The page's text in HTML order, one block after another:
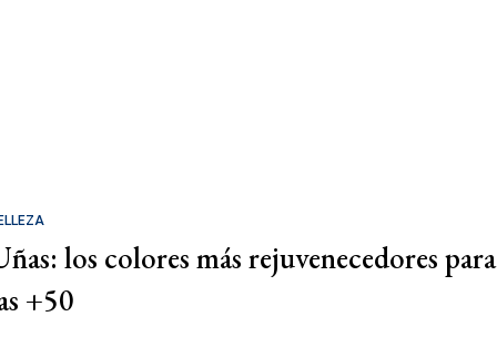
los colores más rejuvenecedores para
+50